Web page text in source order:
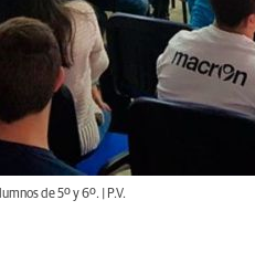
de 5º y 6º. | P.V.